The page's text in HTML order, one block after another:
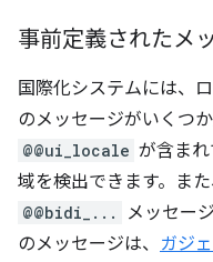
事前定義されたメ
国際化システムには、
のメッセージがいくつ
@@ui_locale が含ま
域を検出できます。ま
@@bidi_...
メッセー
のメッセージは、 ガジ